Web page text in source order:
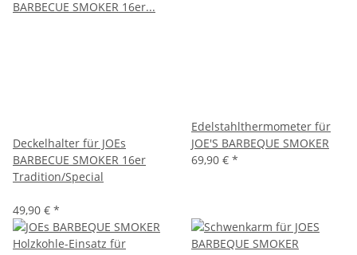
Deckelhalter für JOEs
BARBECUE SMOKER 16er
Tradition/Special
49,90 € *
Edelstahlthermometer für
JOE'S BARBEQUE SMOKER
69,90 € *